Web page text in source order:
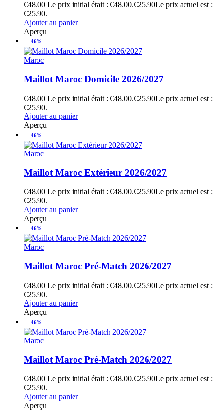
€48.00 Le prix initial était : €48.00.€25.90Le prix actuel est :
€25.90.
Ajouter au panier
Aperçu
-46%
Maroc
Maillot Maroc Domicile 2026/2027
€48.00 Le prix initial était : €48.00.€25.90Le prix actuel est :
€25.90.
Ajouter au panier
Aperçu
-46%
Maroc
Maillot Maroc Extérieur 2026/2027
€48.00 Le prix initial était : €48.00.€25.90Le prix actuel est :
€25.90.
Ajouter au panier
Aperçu
-46%
Maroc
Maillot Maroc Pré-Match 2026/2027
€48.00 Le prix initial était : €48.00.€25.90Le prix actuel est :
€25.90.
Ajouter au panier
Aperçu
-46%
Maroc
Maillot Maroc Pré-Match 2026/2027
€48.00 Le prix initial était : €48.00.€25.90Le prix actuel est :
€25.90.
Ajouter au panier
Aperçu